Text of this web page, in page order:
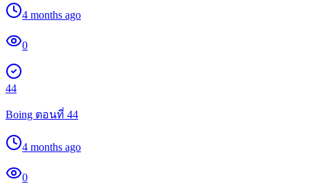
4 months ago
0
44
Boing ตอนที่ 44
4 months ago
0